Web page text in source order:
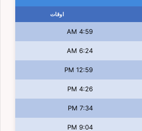
اوقات
4:59 AM
6:24 AM
12:59 PM
4:26 PM
7:34 PM
9:04 PM